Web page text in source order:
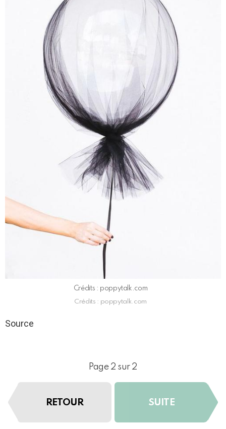
Crédits : poppytalk.com
Crédits : poppytalk.com
Source
Page 2 sur 2
RETOUR SUITE